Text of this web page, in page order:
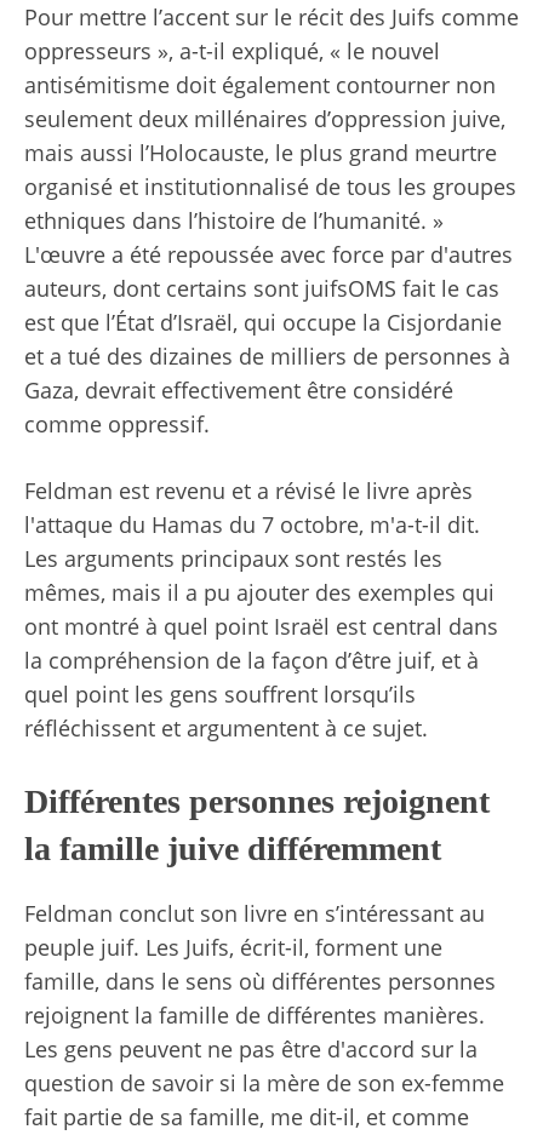
Pour mettre l’accent sur le récit des Juifs comme
oppresseurs », a-t-il expliqué, « le nouvel
antisémitisme doit également contourner non
seulement deux millénaires d’oppression juive,
mais aussi l’Holocauste, le plus grand meurtre
organisé et institutionnalisé de tous les groupes
ethniques dans l’histoire de l’humanité. »
L'œuvre a été repoussée avec force par d'autres
auteurs, dont certains sont juifsOMS fait le cas
est que l’État d’Israël, qui occupe la Cisjordanie
et a tué des dizaines de milliers de personnes à
Gaza, devrait effectivement être considéré
comme oppressif.
Feldman est revenu et a révisé le livre après
l'attaque du Hamas du 7 octobre, m'a-t-il dit.
Les arguments principaux sont restés les
mêmes, mais il a pu ajouter des exemples qui
ont montré à quel point Israël est central dans
la compréhension de la façon d’être juif, et à
quel point les gens souffrent lorsqu’ils
réfléchissent et argumentent à ce sujet.
Différentes personnes rejoignent
la famille juive différemment
Feldman conclut son livre en s’intéressant au
peuple juif. Les Juifs, écrit-il, forment une
famille, dans le sens où différentes personnes
rejoignent la famille de différentes manières.
Les gens peuvent ne pas être d'accord sur la
question de savoir si la mère de son ex-femme
fait partie de sa famille, me dit-il, et comme